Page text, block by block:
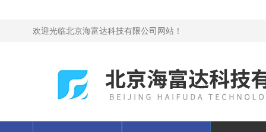
欢迎光临北京海富达科技有限公司网站！